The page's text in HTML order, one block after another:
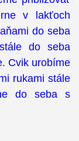
v lakťoch
do seba
do seba
Cvik urobíme
rukami stále
do seba s